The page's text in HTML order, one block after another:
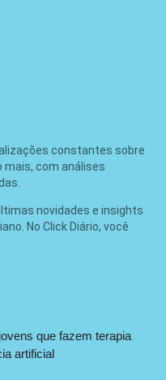
constantes sobre
com análises
novidades e insights
No Click Diário, você
que fazem terapia
artificial